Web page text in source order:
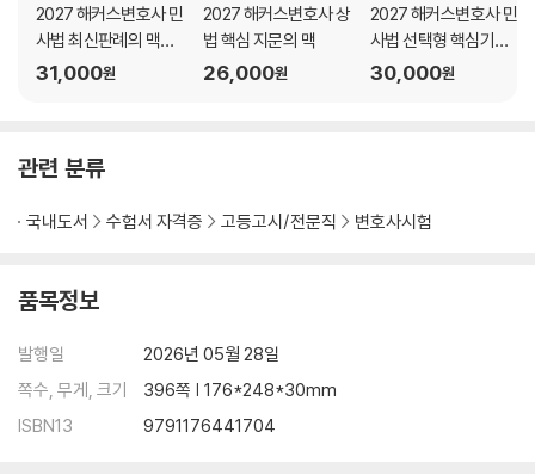
Set 031 조직변경, 해산/계속, 해산명령/해산판결, 설립무효/취소
Set 032 주식회사의 설립
Set 033 변태설립사항
Set 036 발기인 등의 책임
Set 037 주식
Set 038 주주평등원칙
Set 041 주식의 병합, 분할, 소각, 자본감소
Set 043 주식의 양도
Set 044 정관에 의한 주식양도 제한
Set 045 주권발행 전 주식양도
2027 해커스변호사 민
사법 최신판례의 맥
(脈)
31,000원
2027 해커스변호사 상
법 핵심 지문의 맥
26,000원
2027 해커스변호사 민
사법 선택형 핵심기출
의 맥(脈) 2: 민사소송
30,000원
관련 분류
국내도서 수험서 자격증 고등고시/전문직 변호사시험
품목정보
발행일
2026년 05월 28일
쪽수, 무게, 크기
396쪽 | 176*248*30mm
ISBN13
9791176441704